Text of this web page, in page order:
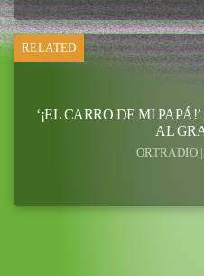
RELATED
‘¡EL CARRO DE MI
AL
ORTRADIO